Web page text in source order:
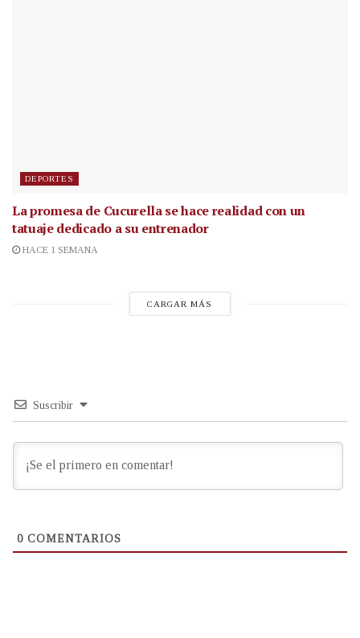
DEPORTES
La promesa de Cucurella se hace realidad con un
tatuaje dedicado a su entrenador
HACE 1 SEMANA
CARGAR MÁS
Suscribir
0 COMENTARIOS